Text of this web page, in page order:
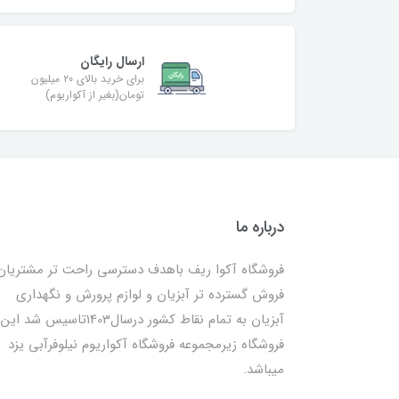
ارسال رایگان
برای خرید بالای ۲۰ میلیون
تومان(بغیر از آکواریوم)
درباره ما
فروشگاه آکوا ریف باهدف دسترسی راحت تر
فروش گسترده تر آبزیان و لوازم پرورش و نگهداری
آبزیان به تمام نقاط کشور درسال1403تاسیس شد این
فروشگاه زیرمجموعه فروشگاه آکواریوم نیلوفرآبی یزد
میباشد.